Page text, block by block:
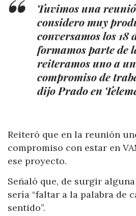
Tuvimos una
considero muy
conversamos los 18
formamos parte de
reiteramos uno a
compromiso de
dijo Prado en
Reiteró que en la reunión
compromiso con estar en
ese proyecto.
Señaló que, de surgir
sería “faltar a la palabra de
sentido”.